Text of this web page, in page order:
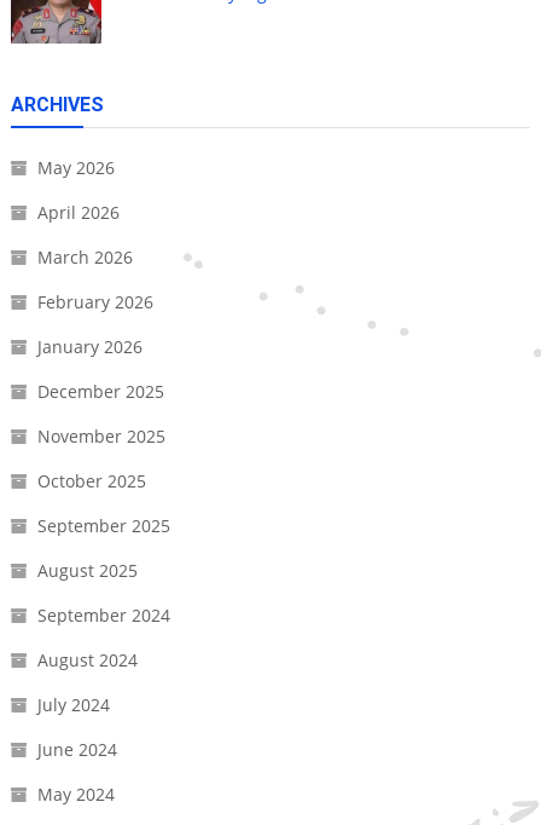
ARCHIVES
May 2026
April 2026
March 2026
February 2026
January 2026
December 2025
November 2025
October 2025
September 2025
August 2025
September 2024
August 2024
July 2024
June 2024
May 2024